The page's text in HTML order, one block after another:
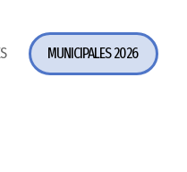
MUNICIPALES 2026